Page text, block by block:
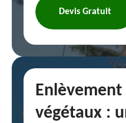
Devis Gratuit
végétaux :